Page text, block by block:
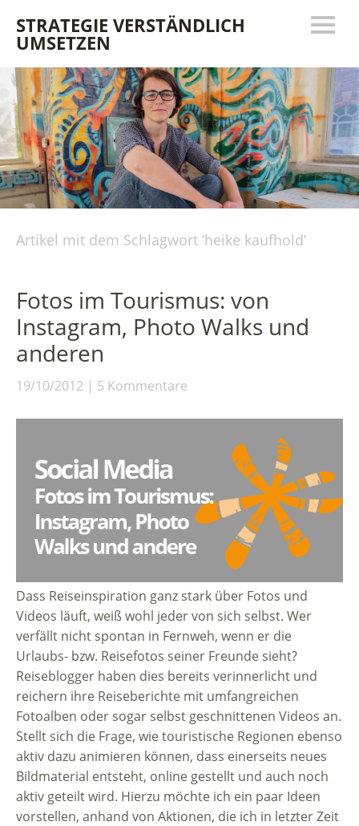
STRATEGIE VERSTÄNDLICH
UMSETZEN
Artikel mit dem Schlagwort ‘heike kaufhold’
Fotos im Tourismus: von
Instagram, Photo Walks und
anderen
19/10/2012 5 Kommentare
Dass Reiseinspiration ganz stark über Fotos und
Videos läuft, weiß wohl jeder von sich selbst. Wer
verfällt nicht spontan in Fernweh, wenn er die
Urlaubs- bzw. Reisefotos seiner Freunde sieht?
Reiseblogger haben dies bereits verinnerlicht und
reichern ihre Reiseberichte mit umfangreichen
Fotoalben oder sogar selbst geschnittenen Videos an.
Stellt sich die Frage, wie touristische Regionen ebenso
aktiv dazu animieren können, dass einerseits neues
Bildmaterial entsteht, online gestellt und auch noch
aktiv geteilt wird. Hierzu möchte ich ein paar Ideen
vorstellen, anhand von Aktionen, die ich in letzter Zeit